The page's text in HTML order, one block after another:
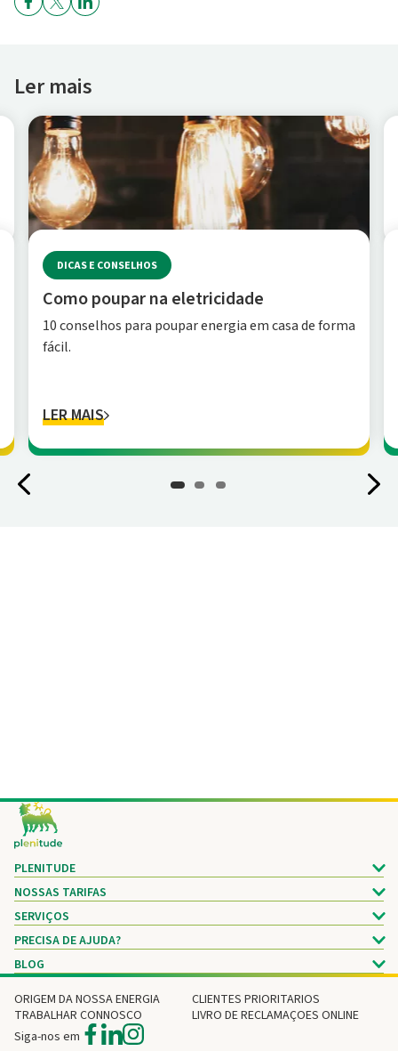
Ler mais
DICAS E CONSELHOS
Como poupar na eletricidade
10 conselhos para poupar energia em casa de forma
fácil.
LER MAIS
Footer
PLENITUDE
NOSSAS TARIFAS
SERVIÇOS
PRECISA DE AJUDA?
BLOG
ORIGEM DA NOSSA ENERGIA
CLIENTES PRIORITARIOS
TRABALHAR CONNOSCO
LIVRO DE RECLAMAÇOES ONLINE
Siga-nos em